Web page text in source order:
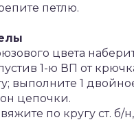
петлю.
цвета
1-ю ВП от
выполните 1
цепочки.
по кругу ст. б/